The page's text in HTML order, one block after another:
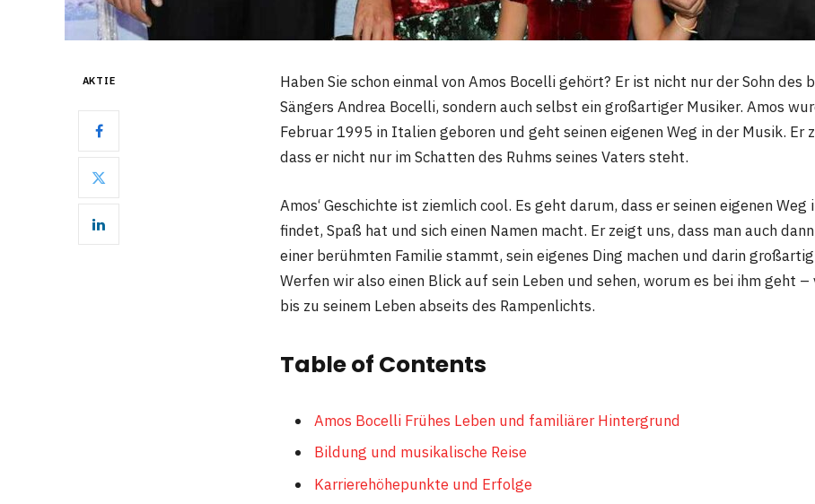
AKTIE
Haben Sie schon einmal von Amos Bocelli gehört? Er ist nicht nur der Sohn des
Sängers Andrea Bocelli, sondern auch selbst ein großartiger Musiker. Amos
Februar 1995 in Italien geboren und geht seinen eigenen Weg in der Musik. Er
dass er nicht nur im Schatten des Ruhms seines Vaters steht.
Amos‘ Geschichte ist ziemlich cool. Es geht darum, dass er seinen eigenen Weg
findet, Spaß hat und sich einen Namen macht. Er zeigt uns, dass man auch
einer berühmten Familie stammt, sein eigenes Ding machen und darin
Werfen wir also einen Blick auf sein Leben und sehen, worum es bei ihm geht –
bis zu seinem Leben abseits des Rampenlichts.
Table of Contents
Amos Bocelli Frühes Leben und familiärer Hintergrund
Bildung und musikalische Reise
Karrierehöhepunkte und Erfolge